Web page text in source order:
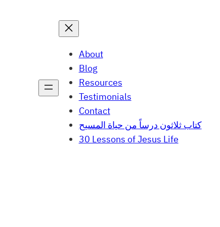
About
Blog
Resources
Testimonials
Contact
كتاب ثلاثون درساً من حياة المسيح
30 Lessons of Jesus Life